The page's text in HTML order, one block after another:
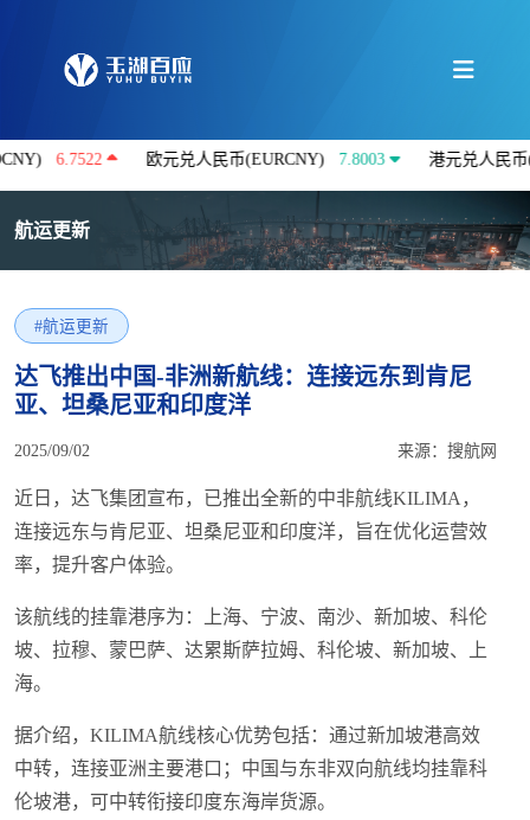
6.7522 欧元兑人民币(EURCNY) 7.8003 港元兑人民币
航运更新
#航运更新
达飞推出中国-非洲新航线：连接远东到肯尼
亚、坦桑尼亚和印度洋
2025/09/02 来源：搜航网
近日，达飞集团宣布，已推出全新的中非航线KILIMA，
连接远东与肯尼亚、坦桑尼亚和印度洋，旨在优化运营效
率，提升客户体验。
该航线的挂靠港序为：上海、宁波、南沙、新加坡、科伦
坡、拉穆、蒙巴萨、达累斯萨拉姆、科伦坡、新加坡、上
海。
据介绍，KILIMA航线核心优势包括：通过新加坡港高效
中转，连接亚洲主要港口；中国与东非双向航线均挂靠科
伦坡港，可中转衔接印度东海岸货源。